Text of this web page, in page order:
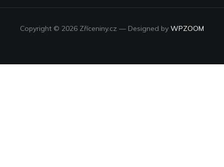
Copyright © 2026 Zříceniny.cz — Designed by WPZOOM